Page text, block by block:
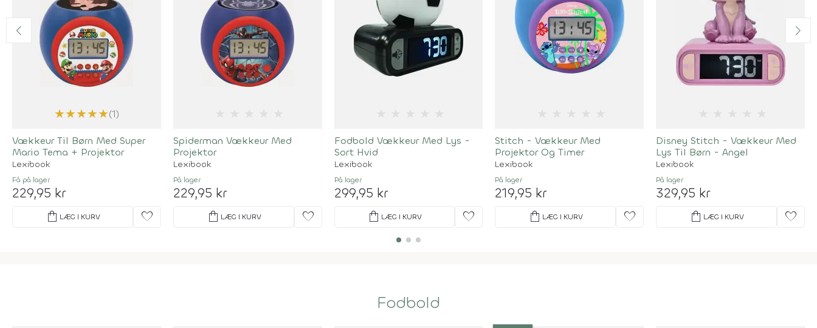
★★★★★(1)
Vækkeur Til Børn Med Super
Mario Tema + Projektor
Lexibook
Få på lager
229,95 kr
shopping_bag LÆG I KURV favorite
Spiderman Vækkeur Med
Projektor
Lexibook
På lager
229,95 kr
shopping_bag LÆG I KURV favorite
Fodbold Vækkeur Med Lys -
Sort Hvid
Lexibook
På lager
299,95 kr
shopping_bag LÆG I KURV favorite
Stitch - Vækkeur Med
Projektor Og Timer
Lexibook
På lager
219,95 kr
shopping_bag LÆG I KURV favorite
Disney Stitch - Vækkeur Med
Lys Til Børn - Angel
Lexibook
På lager
329,95 kr
shopping_bag LÆG I KURV favorite
Fodbold